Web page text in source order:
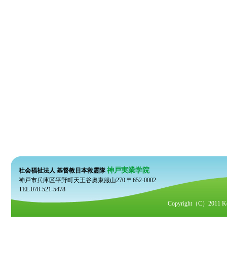
社会福祉法人 基督教日本救霊隊神戸実業学院
神戸市兵庫区平野町天王谷奥東服山270 〒652-0002
TEL.078-521-5478
Copyright（C）2011